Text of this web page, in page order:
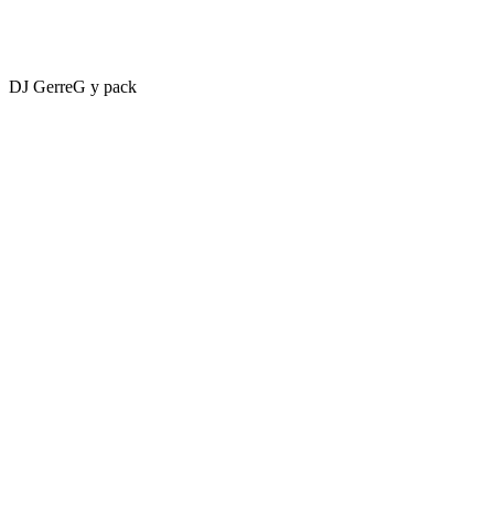
DJ GerreG y pack